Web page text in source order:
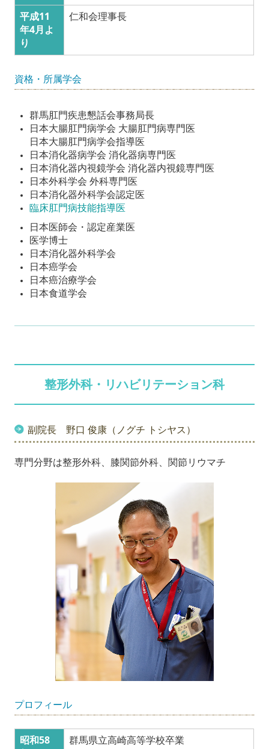
平成11
年4月よ
り
仁和会理事長
資格・所属学会
群馬肛門疾患懇話会事務局長
日本大腸肛門病学会 大腸肛門病専門医
日本大腸肛門病学会指導医
日本消化器病学会消化器病専門医
日本消化器内視鏡学会消化器内視鏡専門医
日本外科学会 外科専門医
日本消化器外科学会認定医
臨床肛門病技能指導医
日本医師会・認定産業医
医学博士
日本消化器外科学会
日本癌学会
日本癌治療学会
日本食道学会
整形外科・リハビリテーション科
副院長 野口 俊康（ノグチ トシヤス）
専門分野は整形外科、膝関節外科、関節リウマチ
プロフィール
昭和58
群馬県立高崎高等学校卒業